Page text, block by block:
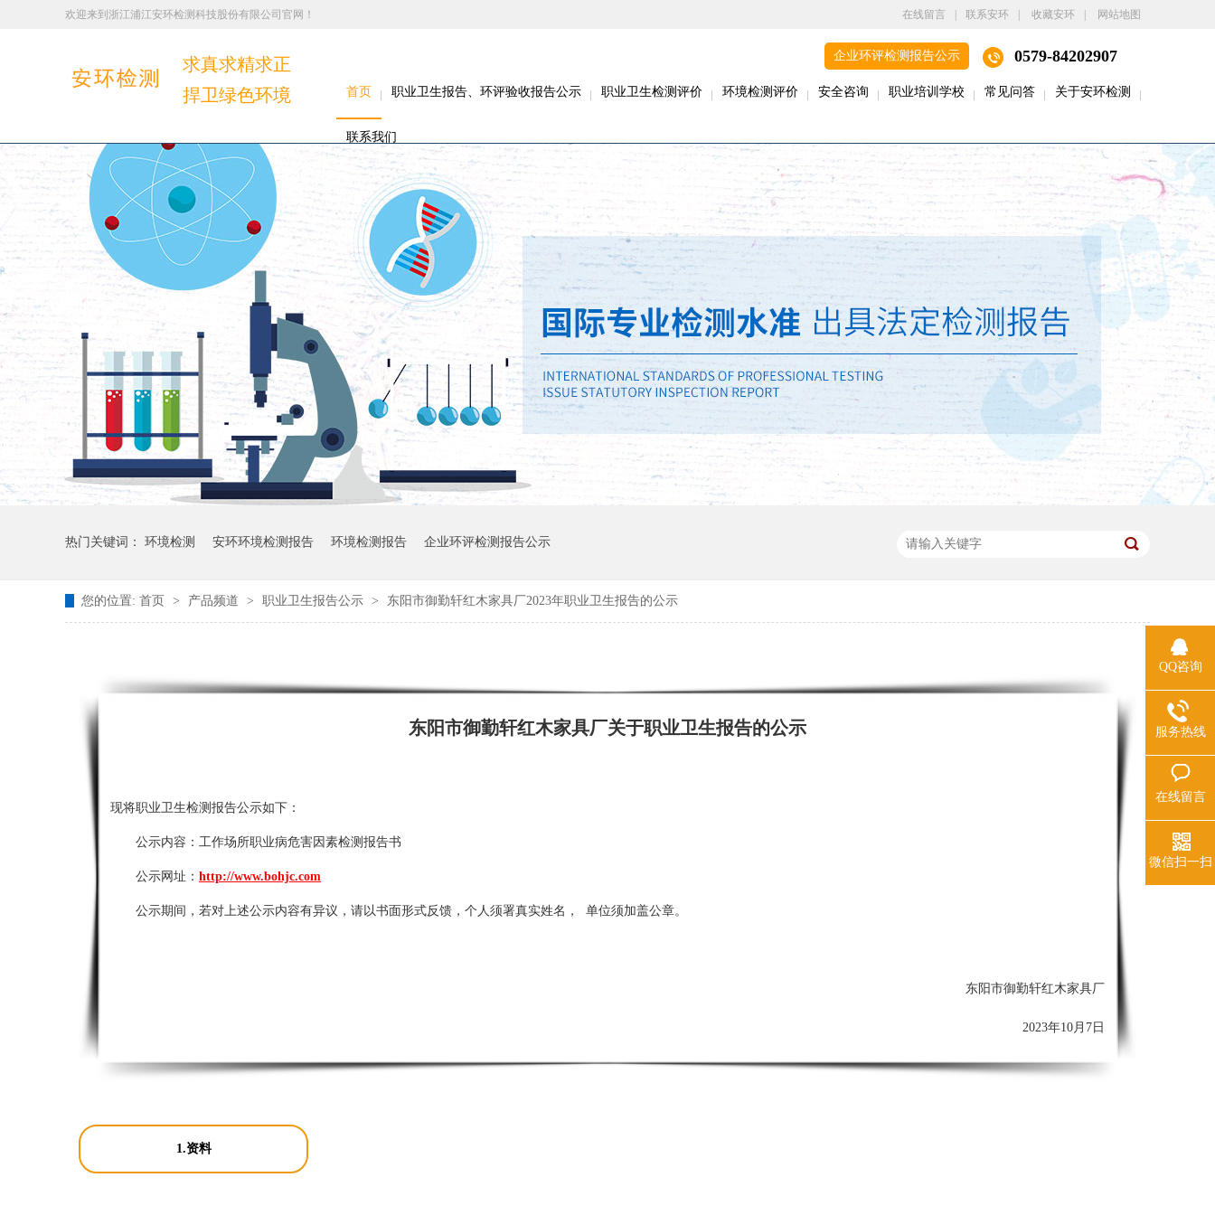
在线留言 联系安环 收藏安环 网站地图
欢迎来到浙江浦江安环检测科技股份有限公司官网！
求真求精求正
捍卫绿色环境
企业环评检测报告公示 0579-84202907
首页 职业卫生报告、环评验收报告公示 职业卫生检测评价 环境检测评价 安全咨询 职业培训学校 常见问答 关于安环检测
联系我们
热门关键词： 环境检测 安环环境检测报告 环境检测报告 企业环评检测报告公示
您的位置: 首页 > 产品频道 > 职业卫生报告公示 > 东阳市御勤轩红木家具厂2023年职业卫生报告的公示
东阳市御勤轩红木家具厂关于职业卫生报告的公示
现将职业卫生检测报告公示如下：
公示内容： 工作场所职业病危害因素检测报告书
公示网址： http://www.bohjc.com
公示期间，若对上述公示内容有异议，请以书面形式反馈，个人须署真实姓名， 单位须加盖公章。
东阳市御勤轩红木家具厂
2023年10月7 日
1.资料
QQ咨询
服务热线
在线留言
微信扫一扫